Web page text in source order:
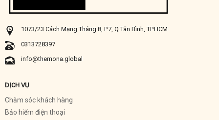
1073/23 Cách Mạng Tháng 8, P.7, Q.Tân Bình, TP.HCM
0313728397
info@themona.global
DỊCH VỤ
Chăm sóc khách hàng
Bảo hiểm điện thoại